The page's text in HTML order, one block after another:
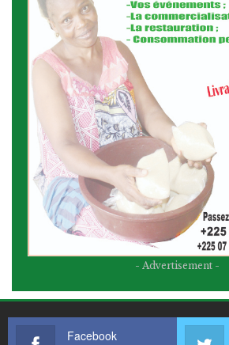
- Advertisement -
Facebook